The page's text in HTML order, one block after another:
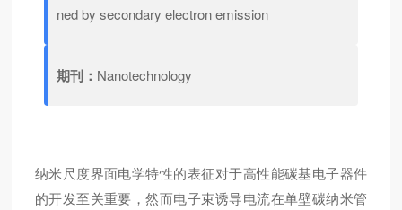
ned by secondary electron emission
期刊： Nanotechnology
纳米尺度界面电学特性的表征对于高性能碳基电子器件
的开发至关重要，然而电子束诱导电流在单壁碳纳米管